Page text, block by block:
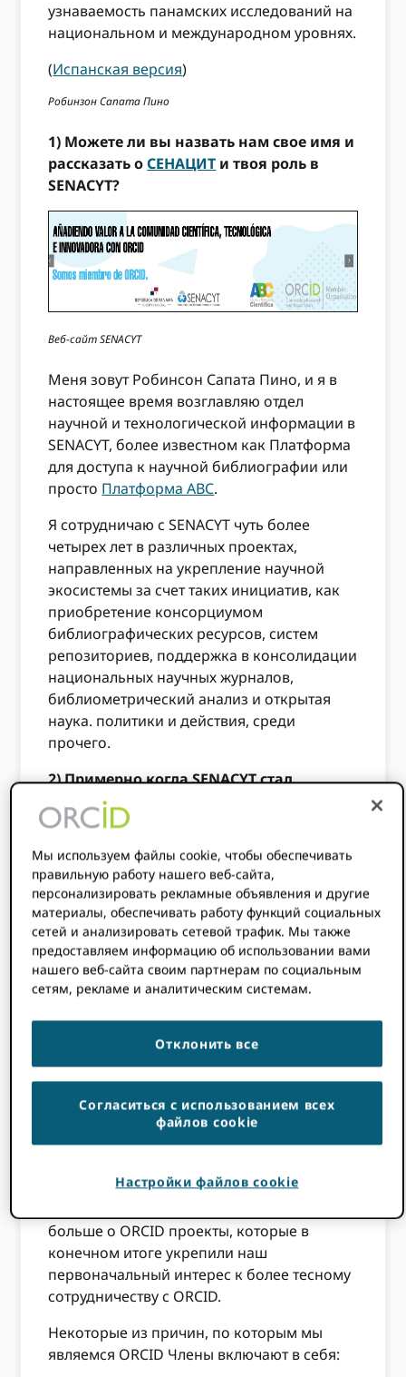
узнаваемость панамских исследований на
национальном и международном уровнях.
(Испанская версия)
Робинзон Сапата Пино
1) Можете ли вы назвать нам свое имя и
рассказать оСЕНАЦИТ и твоя роль в
SENACYT?
Веб-сайт SENACYT
Меня зовут Робинсон Сапата Пино, и я в
настоящее время возглавляю отдел
научной и технологической информации в
SENACYT, более известном как Платформа
для доступа к научной библиографии или
просто Платформа ABC.
Я сотрудничаю с SENACYT чуть более
четырех лет в различных проектах,
направленных на укрепление научной
экосистемы за счет таких инициатив, как
приобретение консорциумом
библиографических ресурсов, систем
репозиториев, поддержка в консолидации
национальных научных журналов,
библиометрический анализ и открытая
наука. политики и действия, среди
прочего.
2) Примерно когда SENACYT стал
сотрудничать с ORCID? Каковы были
основные причины, по которым вы
SENACYT был заинтересован в
сотрудничестве с ORCID более двух лет
через различные программы или офисы
SENACYT, особенноПлатформа ABC,
Дирекция НИОКР, иНациональная
исследовательская система (SNI).
Однако благодаря платформе ABC,
международному сотрудничеству и
Андреа Мора изНациональный
более тесные отношения с ORCID
больше о ORCID проекты, которые в
конечном итоге укрепили наш
первоначальный интерес к более тесному
сотрудничеству с ORCID.
Некоторые из причин, по которым мы
являемся ORCID Члены включают в себя:
Мы используем файлы cookie, чтобы обеспечивать
правильную работу нашего веб-сайта,
персонализировать рекламные объявления и другие
материалы, обеспечивать работу функций социальных
сетей и анализировать сетевой трафик. Мы также
предоставляем информацию об использовании вами
нашего веб-сайта своим партнерам по социальным
сетям, рекламе и аналитическим системам.
Отклонить все
Согласиться с использованием всех
файлов cookie
Настройки файлов cookie